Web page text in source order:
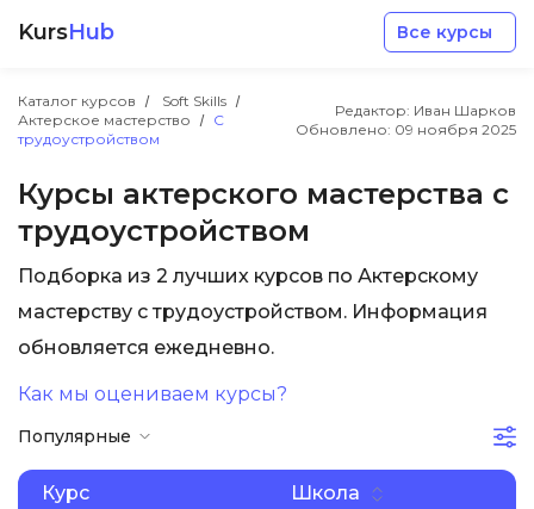
KursHub Все курсы
Каталог курсов
Soft Skills
Актерское мастерство
С
трудоустройством
Редактор: Иван Шарков
Обновлено: 09 ноября 2025
Курсы актерского мастерства с
трудоустройством
Подборка из 2 лучших курсов по Актерскому
мастерству с трудоустройством. Информация
обновляется ежедневно.
Как мы оцениваем курсы?
Популярные
Курс Школа
Маркетинг
Дизайн